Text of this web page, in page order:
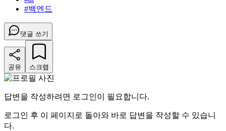
#백엔드
댓글 쓰기
공유 스크랩
답변을 작성하려면 로그인이 필요합니다.
로그인 후 이 페이지로 돌아와 바로 답변을 작성할 수 있습니
다.